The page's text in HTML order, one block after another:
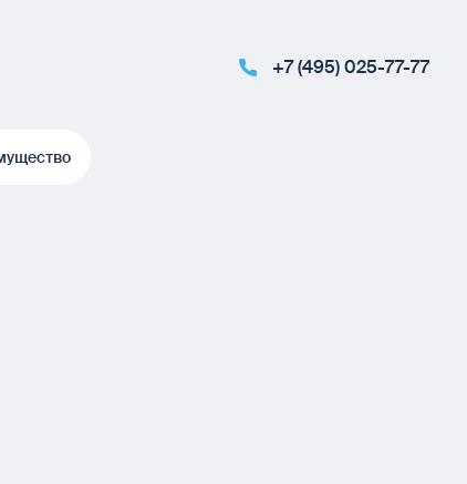
+7 (495) 025-77-77